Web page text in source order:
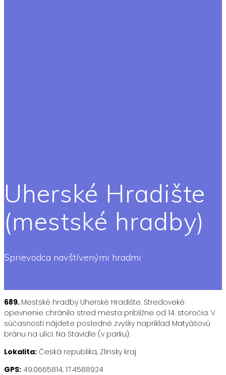
Uherské Hradište
(mestské hradby)
Sprievodca navštívenými hradmi
689. Mestské hradby Uherské Hradište. Stredoveké
opevnenie chránilo stred mesta približne od 14. storočia. V
súčasnosti nájdete posledné zvyšky napríklad Matyášovú
bránu na ulici: Na Stavidle (v parku).
Lokalita: Česká republika, Zlínsky kraj
GPS: 49.0665814, 17.4588924